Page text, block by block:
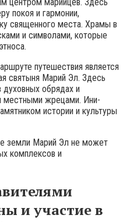
покоя и гармонии,
священного места. Храмы в
и символами, которые
путешествия является
святыня Марий Эл. Здесь
обрядах и
местными жрецами. Ини-
истории и культуры
земли Марий Эл не может
комплексов и
и участие в